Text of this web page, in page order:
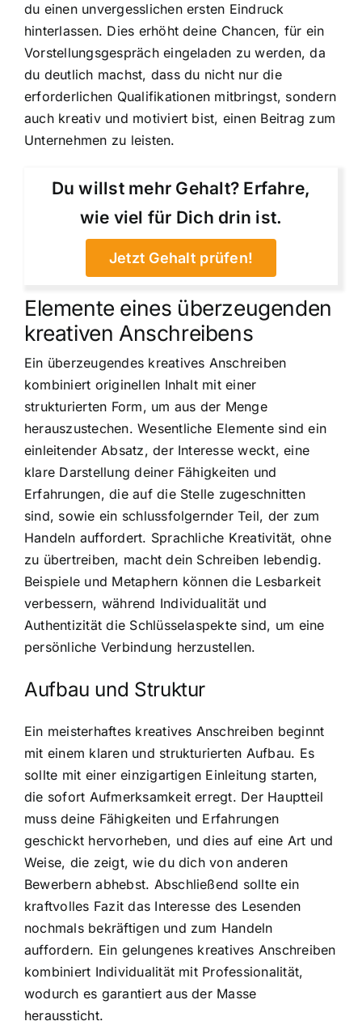
du einen unvergesslichen ersten Eindruck
hinterlassen. Dies erhöht deine Chancen, für ein
Vorstellungsgespräch eingeladen zu werden, da
du deutlich machst, dass du nicht nur die
erforderlichen Qualifikationen mitbringst, sondern
auch kreativ und motiviert bist, einen Beitrag zum
Unternehmen zu leisten.
Du willst mehr Gehalt? Erfahre,
wie viel für Dich drin ist.
Jetzt Gehalt prüfen!
Elemente eines überzeugenden
kreativen Anschreibens
Ein überzeugendes kreatives Anschreiben
kombiniert originellen Inhalt mit einer
strukturierten Form, um aus der Menge
herauszustechen. Wesentliche Elemente sind ein
einleitender Absatz, der Interesse weckt, eine
klare Darstellung deiner Fähigkeiten und
Erfahrungen, die auf die Stelle zugeschnitten
sind, sowie ein schlussfolgernder Teil, der zum
Handeln auffordert. Sprachliche Kreativität, ohne
zu übertreiben, macht dein Schreiben lebendig.
Beispiele und Metaphern können die Lesbarkeit
verbessern, während Individualität und
Authentizität die Schlüsselaspekte sind, um eine
persönliche Verbindung herzustellen.
Aufbau und Struktur
Ein meisterhaftes kreatives Anschreiben beginnt
mit einem klaren und strukturierten Aufbau. Es
sollte mit einer einzigartigen Einleitung starten,
die sofort Aufmerksamkeit erregt. Der Hauptteil
muss deine Fähigkeiten und Erfahrungen
geschickt hervorheben, und dies auf eine Art und
Weise, die zeigt, wie du dich von anderen
Bewerbern abhebst. Abschließend sollte ein
kraftvolles Fazit das Interesse des Lesenden
nochmals bekräftigen und zum Handeln
auffordern. Ein gelungenes kreatives Anschreiben
kombiniert Individualität mit Professionalität,
wodurch es garantiert aus der Masse
heraussticht.